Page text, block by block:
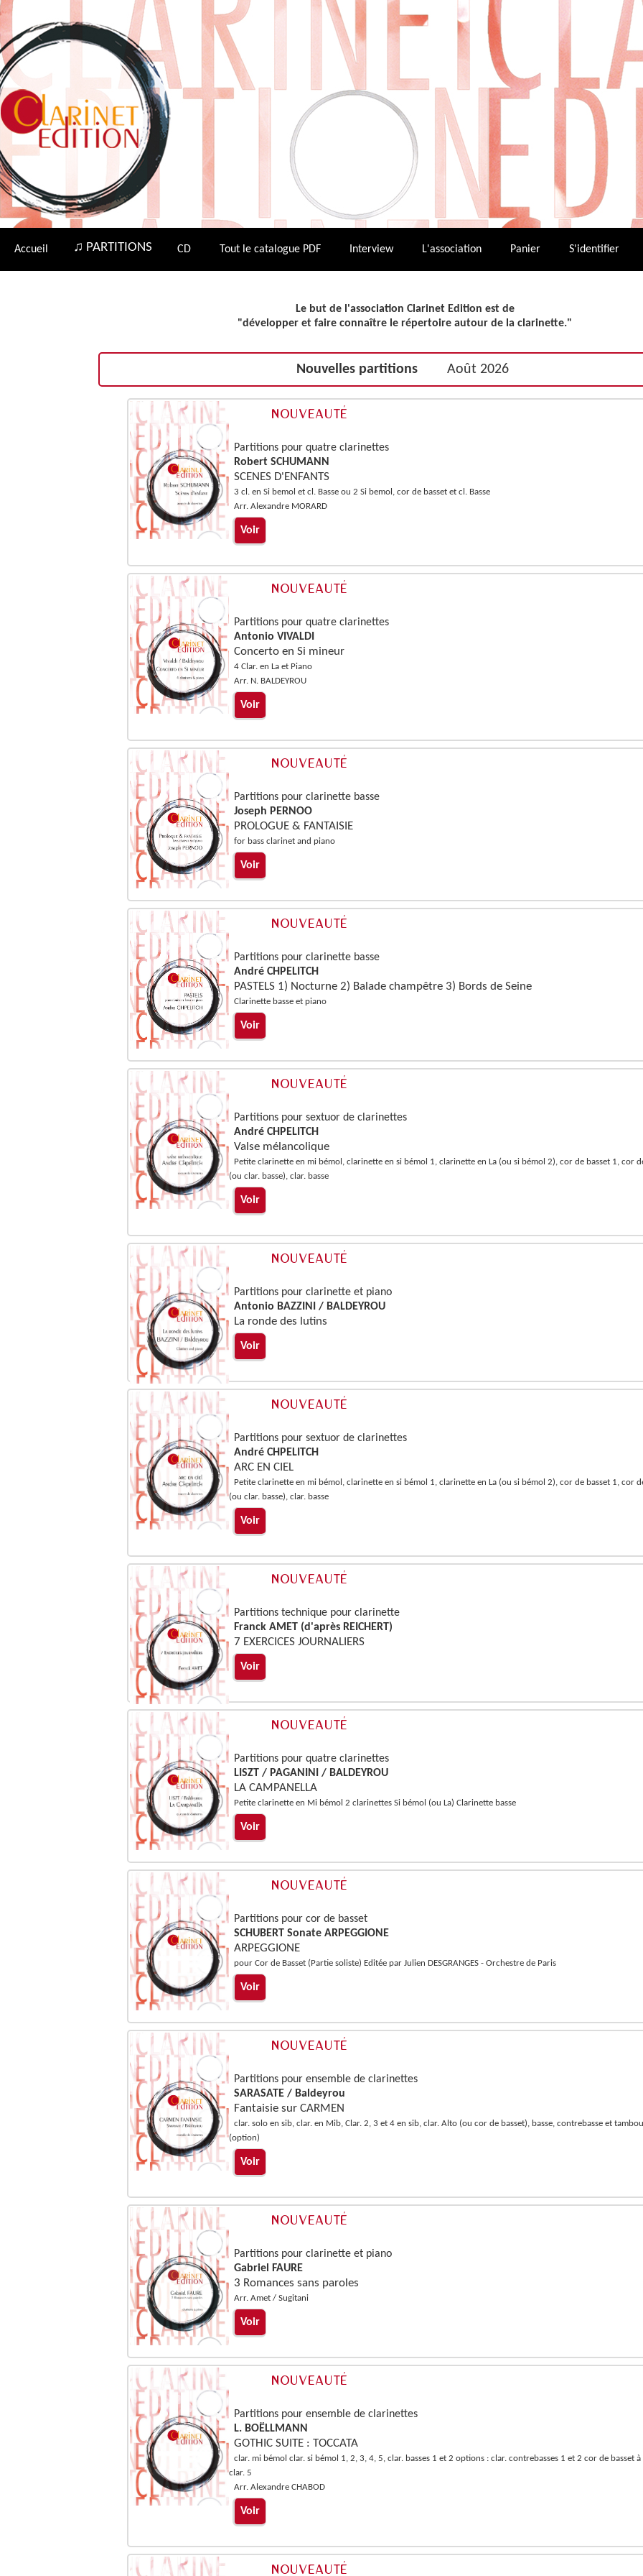
Accueil ♫ PARTITIONS CD Tout le catalogue PDF Interview L'association Panier S'identifier
Le but de l'association Clarinet Edition est de
"développer et faire connaître le répertoire autour de la clarinette."
Nouvelles partitions Août 2026
Partitions pour quatre clarinettes
Robert SCHUMANN
SCENES D'ENFANTS
3 cl. en Si bemol et cl. Basse ou 2 Si bemol, cor de basset et cl. Basse
Arr. Alexandre MORARD
Voir
Partitions pour quatre clarinettes
Antonio VIVALDI
Concerto en Si mineur
4 Clar. en La et Piano
Arr. N. BALDEYROU
Voir
Partitions pour clarinette basse
Joseph PERNOO
PROLOGUE & FANTAISIE
for bass clarinet and piano
Voir
Partitions pour clarinette basse
André CHPELITCH
PASTELS 1) Nocturne 2) Balade champêtre 3) Bords de Seine
Clarinette basse et piano
Voir
Partitions pour sextuor de clarinettes
André CHPELITCH
Valse mélancolique
Petite clarinette en mi bémol, clarinette en si bémol 1, clarinette en La (ou si bémol 2), cor de basset 1, cor
(ou clar. basse), clar. basse
Voir
Partitions pour clarinette et piano
Antonio BAZZINI / BALDEYROU
La ronde des lutins
Voir
Partitions pour sextuor de clarinettes
André CHPELITCH
ARC EN CIEL
Petite clarinette en mi bémol, clarinette en si bémol 1, clarinette en La (ou si bémol 2), cor de basset 1, cor
(ou clar. basse), clar. basse
Voir
Partitions technique pour clarinette
Franck AMET (d'après REICHERT)
7 EXERCICES JOURNALIERS
Voir
Partitions pour quatre clarinettes
LISZT / PAGANINI / BALDEYROU
LA CAMPANELLA
Petite clarinette en Mi bémol 2 clarinettes Si bémol (ou La) Clarinette basse
Voir
Partitions pour cor de basset
SCHUBERT Sonate ARPEGGIONE
ARPEGGIONE
pour Cor de Basset (Partie soliste) Editée par Julien DESGRANGES - Orchestre de Paris
Voir
Partitions pour ensemble de clarinettes
SARASATE / Baldeyrou
Fantaisie sur CARMEN
clar. solo en sib, clar. en Mib, Clar. 2, 3 et 4 en sib, clar. Alto (ou cor de basset), basse, contrebasse et
(option)
Voir
Partitions pour clarinette et piano
Gabriel FAURE
3 Romances sans paroles
Arr. Amet / Sugitani
Voir
Partitions pour ensemble de clarinettes
L. BOËLLMANN
GOTHIC SUITE : TOCCATA
clar. mi bémol clar. si bémol 1, 2, 3, 4, 5, clar. basses 1 et 2 options : clar. contrebasses 1 et 2 cor de basset
clar. 5
Arr. Alexandre CHABOD
Voir